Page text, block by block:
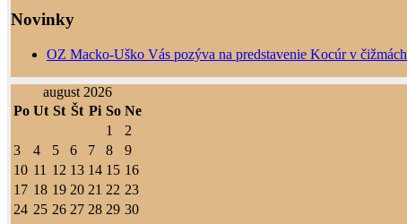
Novinky
OZ Macko-Uško Vás pozýva na predstavenie Kocúr v čižmách
august 2026
Po Ut St Št Pi So Ne
1
2
3
4 5 6 7 8
9
10 11 12 13 14 15 16
17 18 19 20 21 22 23
24 25 26 27 28 29 30